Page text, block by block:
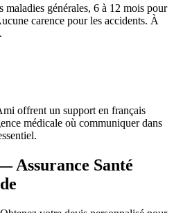
maladies générales, 6 à 12 mois pour
carence pour les accidents. À
offrent un support en français
médicale où communiquer dans
Assurance Santé